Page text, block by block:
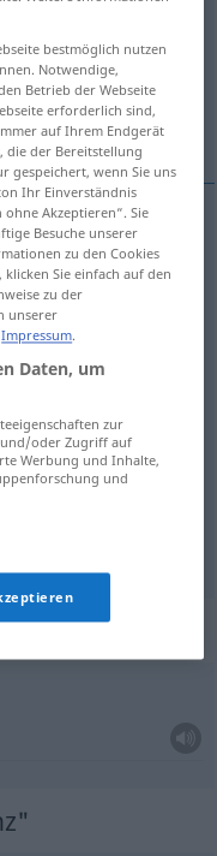
antippen)
に, とても
bestmöglich nutzen
Notwendige,
Betrieb der Webseite
erforderlich sind,
auf Ihrem Endgerät
die der Bereitstellung
gespeichert, wenn Sie uns
Ihr Einverständnis
Akzeptieren“. Sie
Besuche unserer
zu den Cookies
Sie einfach auf den
zu der
unserer
Impressum.
Daten, um
zur
oder Zugriff auf
Werbung und Inhalte,
und